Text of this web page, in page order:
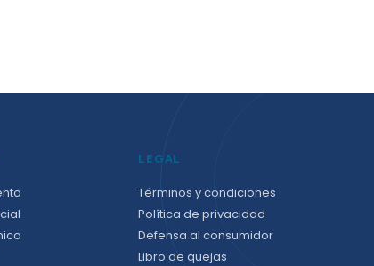
LEGAL
Términos y condiciones
Política de privacidad
Defensa al consumidor
Libro de quejas